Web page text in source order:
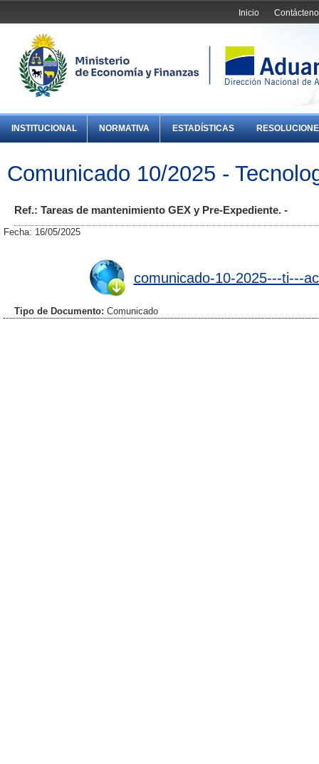
Inicio
INSTITUCIONAL NORMATIVA ESTADÍSTICAS
Comunicado 10/2025 -
Ref.: Tareas de mantenimiento GEX y Pre-Expediente. -
Fecha: 16/05/2025
comunicado-10-2025---ti---
Tipo de Documento: Comunicado